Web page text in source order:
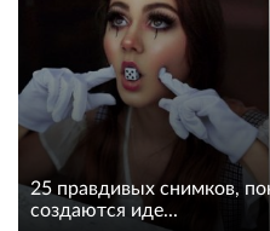
25 правдивых снимков,
создаются иде...